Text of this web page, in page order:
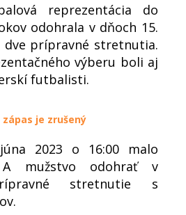
reprezentácia do
odohrala v dňoch 15.
dve prípravné stretnutia.
výberu boli aj
futbalisti.
je zrušený
2023 o 16:00 malo
A mužstvo odohrať v
stretnutie s